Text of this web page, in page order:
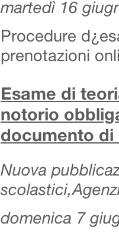
martedì 16
Procedure
prenotazioni
Esame di
notorio
documento di
Nuova
domenica 7